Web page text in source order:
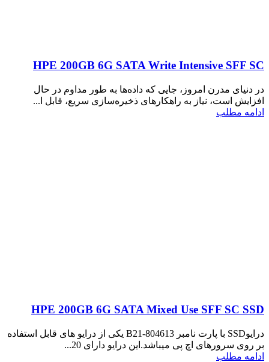
HPE 200GB 6G SATA Write Intensive SFF SC
در دنیای مدرن امروز، جایی که داده‌ها به طور مداوم در حال
افزایش است، نیاز به راهکارهای ذخیره‌سازی سریع، قابل ا...
ادامه مطلب
HPE 200GB 6G SATA Mixed Use SFF SC SSD
درایوSSD با پارت نامبر 804613-B21 یکی از درایو های قابل استفاده
بر روی سرورهای اچ پی میباشد.این درایو دارای 20...
ادامه مطلب